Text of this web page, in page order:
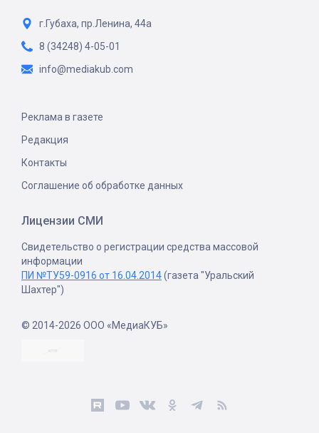
г.Губаха, пр.Ленина, 44а
8 (34248) 4-05-01
info@mediakub.com
Реклама в газете
Редакция
Контакты
Соглашение об обработке данных
Лицензии СМИ
Свидетельство о регистрации средства массовой
информации
ПИ №ТУ59-0916 от 16.04.2014(газета "Уральский
Шахтер")
© 2014-2026 ООО «МедиаКУБ»